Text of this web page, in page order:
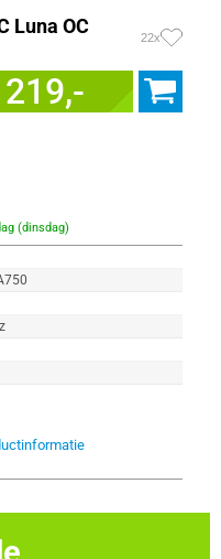
Luna OC
22x
219,-
(dinsdag)